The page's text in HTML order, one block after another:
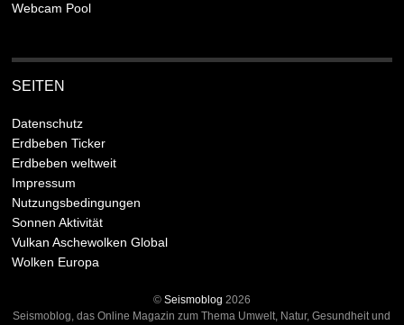
Webcam Pool
SEITEN
Datenschutz
Erdbeben Ticker
Erdbeben weltweit
Impressum
Nutzungsbedingungen
Sonnen Aktivität
Vulkan Aschewolken Global
Wolken Europa
© Seismoblog 2026
Seismoblog, das Online Magazin zum Thema Umwelt, Natur, Gesundheit und